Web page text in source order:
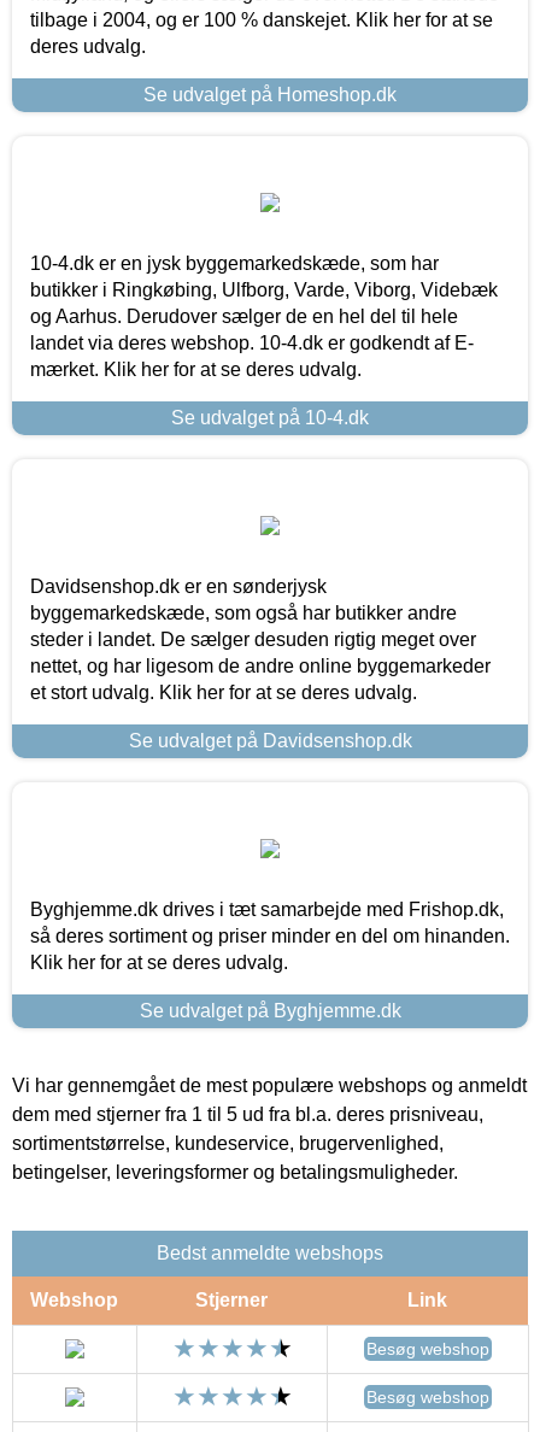
tilbage i 2004, og er 100 % danskejet. Klik her for at se
deres udvalg.
Se udvalget på Homeshop.dk
10-4.dk er en jysk byggemarkedskæde, som har
butikker i Ringkøbing, Ulfborg, Varde, Viborg, Videbæk
og Aarhus. Derudover sælger de en hel del til hele
landet via deres webshop. 10-4.dk er godkendt af E-
mærket. Klik her for at se deres udvalg.
Se udvalget på 10-4.dk
Davidsenshop.dk er en sønderjysk
byggemarkedskæde, som også har butikker andre
steder i landet. De sælger desuden rigtig meget over
nettet, og har ligesom de andre online byggemarkeder
et stort udvalg. Klik her for at se deres udvalg.
Se udvalget på Davidsenshop.dk
Byghjemme.dk drives i tæt samarbejde med Frishop.dk,
så deres sortiment og priser minder en del om hinanden.
Klik her for at se deres udvalg.
Se udvalget på Byghjemme.dk
Vi har gennemgået de mest populære webshops og anmeldt
dem med stjerner fra 1 til 5 ud fra bl.a. deres prisniveau,
sortimentstørrelse, kundeservice, brugervenlighed,
betingelser, leveringsformer og betalingsmuligheder.
Bedst anmeldte webshops
Webshop Stjerner Link
Besøg webshop
Besøg webshop